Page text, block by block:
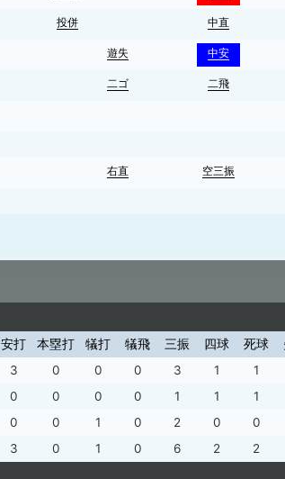
投併 中直
遊失 中安
二ゴ 二飛
右直 空三振
安打 本塁打 犠打 犠飛 三振 四球 死球
3 0 0 0 3 1 1
0 0 0 0 1 1 1
0 0 1 0 2 0 0
3 0 1 0 6 2 2